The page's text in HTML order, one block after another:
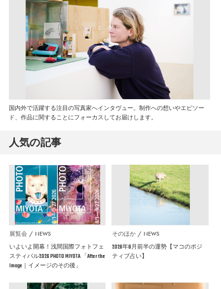
国内外で活躍する注目の写真家へインタヴュー。制作への想いやエピソー
ド、作品に関することにフォーカスしてお届けします。
人気の記事
展覧会 NEWS
いよいよ開幕！浅間国際フォトフェ
スティバル2026 PHOTO MIYOTA 「After the
Image｜イメージのその後」
そのほか NEWS
2026年8月前半の運勢【マコのポジ
ティブ占い】